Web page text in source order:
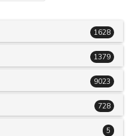
1628
1379
9023
728
5